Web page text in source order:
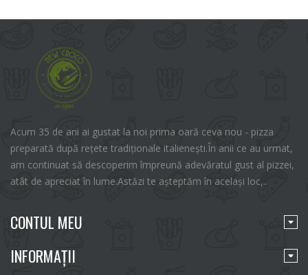
Acum 35 de ani ai gustat la noi prima oară ceva nou - pizza
preparată după rețete tradiționale italienești.În anii ce au urmat,
am continuat să descoperim împreună adevăratul gust al pizzei,
atât de apreciat în lume.Astăzi te așteptăm în același loc,..
CONTUL MEU
INFORMAŢII